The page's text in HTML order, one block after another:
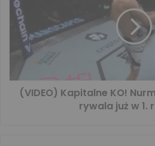
(VIDEO) Kapitalne KO!
rywala już w 1.